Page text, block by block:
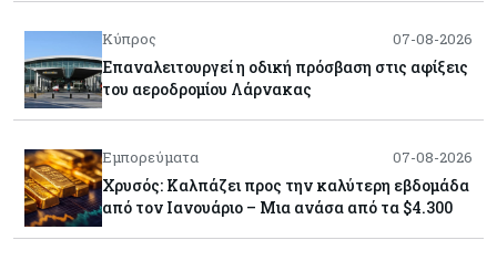
Κύπρος 07-08-2026
Επαναλειτουργεί η οδική πρόσβαση στις αφίξεις
του αεροδρομίου Λάρνακας
Εμπορεύματα 07-08-2026
Χρυσός: Καλπάζει προς την καλύτερη εβδομάδα
από τον Ιανουάριο – Μια ανάσα από τα $4.300